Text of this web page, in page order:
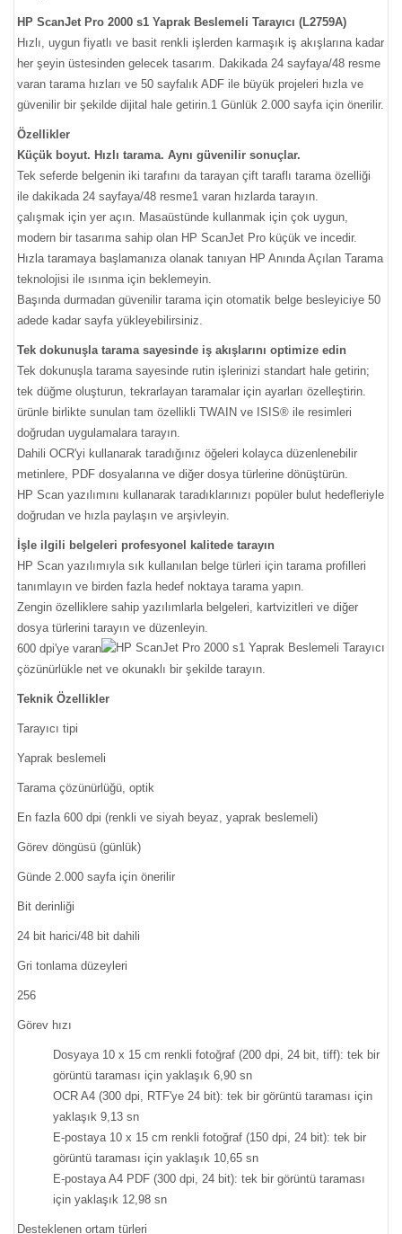
HP ScanJet Pro 2000 s1 Yaprak Beslemeli Tarayıcı (L2759A)
Hızlı, uygun fiyatlı ve basit renkli işlerden karmaşık iş akışlarına kadar
her şeyin üstesinden gelecek tasarım. Dakikada 24 sayfaya/48 resme
varan tarama hızları ve 50 sayfalık ADF ile büyük projeleri hızla ve
güvenilir bir şekilde dijital hale getirin.1 Günlük 2.000 sayfa için önerilir.
Özellikler
Küçük boyut. Hızlı tarama. Aynı güvenilir sonuçlar.
Tek seferde belgenin iki tarafını da tarayan çift taraflı tarama özelliği
ile dakikada 24 sayfaya/48 resme1 varan hızlarda tarayın.
çalışmak için yer açın. Masaüstünde kullanmak için çok uygun,
modern bir tasarıma sahip olan HP ScanJet Pro küçük ve incedir.
Hızla taramaya başlamanıza olanak tanıyan HP Anında Açılan Tarama
teknolojisi ile ısınma için beklemeyin.
Başında durmadan güvenilir tarama için otomatik belge besleyiciye 50
adede kadar sayfa yükleyebilirsiniz.
Tek dokunuşla tarama sayesinde iş akışlarını optimize edin
Tek dokunuşla tarama sayesinde rutin işlerinizi standart hale getirin;
tek düğme oluşturun, tekrarlayan taramalar için ayarları özelleştirin.
ürünle birlikte sunulan tam özellikli TWAIN ve ISIS® ile resimleri
doğrudan uygulamalara tarayın.
Dahili OCR'yi kullanarak taradığınız öğeleri kolayca düzenlenebilir
metinlere, PDF dosyalarına ve diğer dosya türlerine dönüştürün.
HP Scan yazılımını kullanarak taradıklarınızı popüler bulut hedefleriyle
doğrudan ve hızla paylaşın ve arşivleyin.
İşle ilgili belgeleri profesyonel kalitede tarayın
HP Scan yazılımıyla sık kullanılan belge türleri için tarama profilleri
tanımlayın ve birden fazla hedef noktaya tarama yapın.
Zengin özelliklere sahip yazılımlarla belgeleri, kartvizitleri ve diğer
dosya türlerini tarayın ve düzenleyin.
600 dpi'ye varan
çözünürlükle net ve okunaklı bir şekilde tarayın.
Teknik Özellikler
Tarayıcı tipi
Yaprak beslemeli
Tarama çözünürlüğü, optik
En fazla 600 dpi (renkli ve siyah beyaz, yaprak beslemeli)
Görev döngüsü (günlük)
Günde 2.000 sayfa için önerilir
Bit derinliği
24 bit harici/48 bit dahili
Gri tonlama düzeyleri
256
Görev hızı
Dosyaya 10 x 15 cm renkli fotoğraf (200 dpi, 24 bit, tiff): tek bir
görüntü taraması için yaklaşık 6,90 sn
OCR A4 (300 dpi, RTF'ye 24 bit): tek bir görüntü taraması için
yaklaşık 9,13 sn
E-postaya 10 x 15 cm renkli fotoğraf (150 dpi, 24 bit): tek bir
görüntü taraması için yaklaşık 10,65 sn
E-postaya A4 PDF (300 dpi, 24 bit): tek bir görüntü taraması
için yaklaşık 12,98 sn
Desteklenen ortam türleri